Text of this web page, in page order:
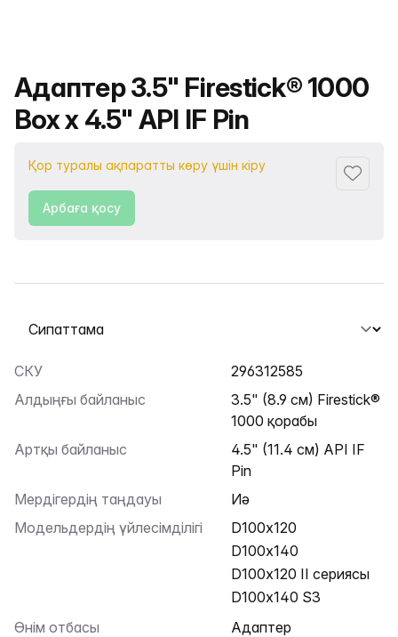
Өнімнің атауы
Адаптер 3.5" Firestick® 1000
Box x 4.5" API IF Pin
Қор туралы ақпаратты көру үшін кіру
Арбаға қосу
Қойындыны таңдау
СКУ
296312585
Алдыңғы байланыс
3.5" (8.9 см) Firestick®
1000 қорабы
Артқы байланыс
4.5" (11.4 см) API IF
Pin
Мердігердің таңдауы
Иә
Модельдердің үйлесімділігі
D100x120
D100x140
D100x120 II сериясы
D100x140 S3
Өнім отбасы
Адаптер